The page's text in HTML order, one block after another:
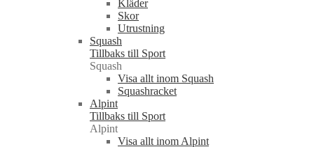
Kläder
Skor
Utrustning
Squash
Tillbaks till Sport
Squash
Visa allt inom Squash
Squashracket
Alpint
Tillbaks till Sport
Alpint
Visa allt inom Alpint